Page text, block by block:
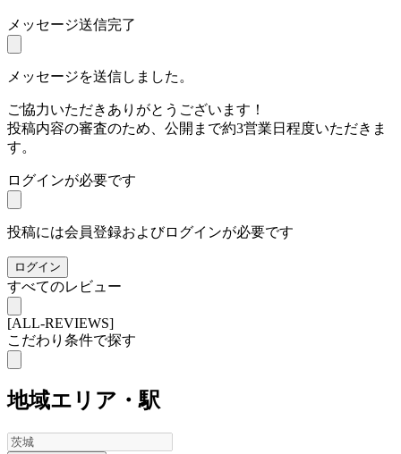
メッセージ送信完了
メッセージを送信しました。
ご協力いただきありがとうございます！
投稿内容の審査のため、公開まで約3営業日程度いただきま
す。
ログインが必要です
投稿には会員登録およびログインが必要です
ログイン
すべてのレビュー
[ALL-REVIEWS]
こだわり条件で探す
地域エリア・駅